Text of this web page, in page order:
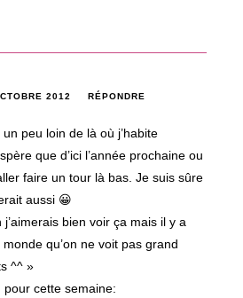
2012 RÉPONDRE
peu loin de là où j’habite
que d’ici l’année prochaine ou
faire un tour là bas. Je suis sûre
aussi 😀
bien voir ça mais il y a
qu’on ne voit pas grand
^^ »
pour cette semaine: